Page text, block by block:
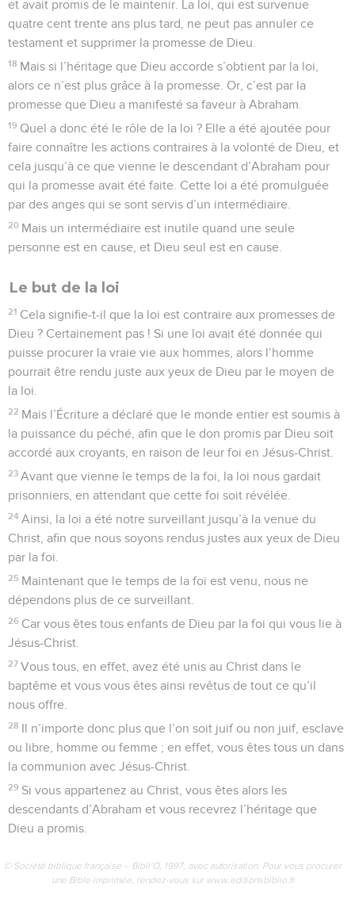
et avait promis de le maintenir. La loi, qui est survenue
quatre cent trente ans plus tard, ne peut pas annuler ce
testament et supprimer la promesse de Dieu.
18 Mais si l’héritage que Dieu accorde s’obtient par la loi,
alors ce n’est plus grâce à la promesse. Or, c’est par la
promesse que Dieu a manifesté sa faveur à Abraham.
19 Quel a donc été le rôle de la loi ? Elle a été ajoutée pour
faire connaître les actions contraires à la volonté de Dieu, et
cela jusqu’à ce que vienne le descendant d’Abraham pour
qui la promesse avait été faite. Cette loi a été promulguée
par des anges qui se sont servis d’un intermédiaire.
20 Mais un intermédiaire est inutile quand une seule
personne est en cause, et Dieu seul est en cause.
Le but de la loi
21 Cela signifie-t-il que la loi est contraire aux promesses de
Dieu ? Certainement pas ! Si une loi avait été donnée qui
puisse procurer la vraie vie aux hommes, alors l’homme
pourrait être rendu juste aux yeux de Dieu par le moyen de
la loi.
22 Mais l’Écriture a déclaré que le monde entier est soumis à
la puissance du péché, afin que le don promis par Dieu soit
accordé aux croyants, en raison de leur foi en Jésus-Christ.
23 Avant que vienne le temps de la foi, la loi nous gardait
prisonniers, en attendant que cette foi soit révélée.
24 Ainsi, la loi a été notre surveillant jusqu’à la venue du
Christ, afin que nous soyons rendus justes aux yeux de Dieu
par la foi.
25 Maintenant que le temps de la foi est venu, nous ne
dépendons plus de ce surveillant.
26 Car vous êtes tous enfants de Dieu par la foi qui vous lie à
Jésus-Christ.
27 Vous tous, en effet, avez été unis au Christ dans le
baptême et vous vous êtes ainsi revêtus de tout ce qu’il
nous offre.
28 Il n’importe donc plus que l’on soit juif ou non juif, esclave
ou libre, homme ou femme ; en effet, vous êtes tous un dans
la communion avec Jésus-Christ.
29 Si vous appartenez au Christ, vous êtes alors les
descendants d’Abraham et vous recevrez l’héritage que
Dieu a promis.
© Société biblique française – Bibli’O, 1997, avec autorisation. Pour vous procurer
une Bible imprimée, rendez-vous sur www.editionsbiblio.fr